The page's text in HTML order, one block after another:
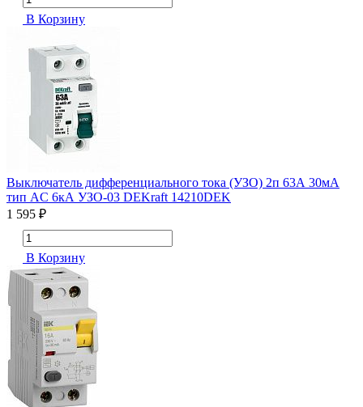
В Корзину
Выключатель дифференциального тока (УЗО) 2п 63А 30мА
тип AC 6кА УЗО-03 DEKraft 14210DEK
1 595 ₽
В Корзину